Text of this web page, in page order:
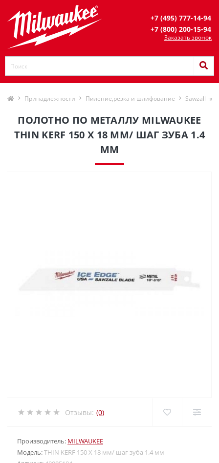
+7 (495) 777-14-94
+7 (800) 200-15-94
Заказать звонок
Принадлежности Пиление,резка и шлифование Sawzall
ПОЛОТНО ПО МЕТАЛЛУ MILWAUKEE
THIN KERF 150 X 18 ММ/ ШАГ ЗУБА 1.4
ММ
Отзывы: (0)
Производитель: MILWAUKEE
Модель:THIN KERF 150 X 18 мм/ шаг зуба 1.4 мм